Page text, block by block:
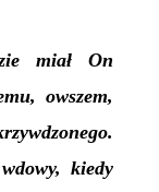
miał On
owszem,
kiedy